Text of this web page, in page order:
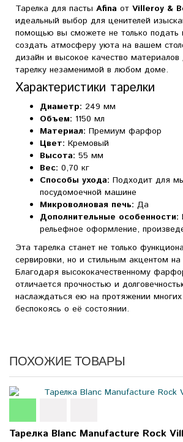
Тарелка для пасты Afina от Villeroy &
идеальный выбор для ценителей
помощью вы сможете не только подать
создать атмосферу уюта на вашем
дизайн и высокое качество
тарелку незаменимой в любом доме.
Характеристики тарелки
Диаметр: 249 мм
Объем: 1150 мл
Материал: Премиум фарфор
Цвет: Кремовый
Высота: 55 мм
Вес: 0,70 кг
Способы ухода: Подходит для
посудомоечной машине
Микроволновая печь: Да
Дополнительные особенности:
рельефное оформление,
Эта тарелка станет не только
сервировки, но и стильным акцентом
Благодаря высококачественному
отличается прочностью и
наслаждаться ею на протяжении
беспокоясь о её состоянии.
ПОХОЖИЕ ТОВАРЫ
Тарелка Blanc Manufacture Rock